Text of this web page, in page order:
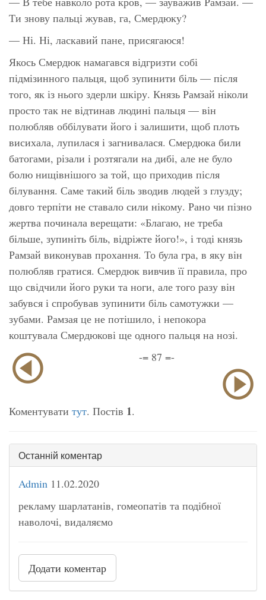
Ти знову пальці жував, га, Смердюку?
— Ні. Ні, ласкавий пане, присягаюся!
Якось Смердюк намагався відгризти собі
підмізинного пальця, щоб зупинити біль — після
того, як із нього здерли шкіру. Князь Рамзай ніколи
просто так не відтинав людині пальця — він
полюбляв оббілувати його і залишити, щоб плоть
висихала, лупилася і загнивалася. Смердюка били
батогами, різали і розтягали на дибі, але не було
болю нищівнішого за той, що приходив після
білування. Саме такий біль зводив людей з глузду;
довго терпіти не ставало сили нікому. Рано чи пізно
жертва починала верещати: «Благаю, не треба
більше, зупиніть біль, відріжте його!», і тоді князь
Рамзай виконував прохання. То була гра, в яку він
полюбляв гратися. Смердюк вивчив її правила, про
що свідчили його руки та ноги, але того разу він
забувся і спробував зупинити біль самотужки —
зубами. Рамзая це не потішило, і непокора
коштувала Смердюкові ще одного пальця на нозі.
-= 87 =-
Коментувати тут. Постів 1.
Останній коментар
Admin 11.02.2020
рекламу шарлатанів, гомеопатів та подібної
наволочі, видаляємо
Додати коментар